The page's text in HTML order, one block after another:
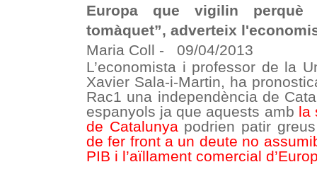
Europa que vigilin
tomàquet”, adverteix
Maria Coll - 09/04/2013
L’economista i professor de la
Xavier Sala-i-Martin, ha
Rac1 una independència de
espanyols ja que aquests amb la
de Catalunyapodrien patir
de fer front a un deute no
PIB i l’aïllament comercial